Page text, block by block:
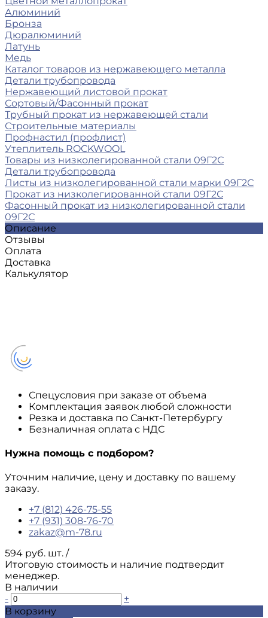
Алюминий
Бронза
Дюралюминий
Латунь
Медь
Каталог товаров из нержавеющего металла
Детали трубопровода
Нержавеющий листовой прокат
Сортовый/Фасонный прокат
Трубный прокат из нержавеющей стали
Строительные материалы
Профнастил (профлист)
Утеплитель ROCKWOOL
Товары из низколегированной стали 09Г2С
Детали трубопровода
Листы из низколегированной стали марки 09Г2С
Прокат из низколегированной стали 09Г2С
Фасонный прокат из низколегированной стали
09Г2С
Описание
Отзывы
Оплата
Доставка
Калькулятор
Спецусловия при заказе от объема
Комплектация заявок любой сложности
Резка и доставка по Санкт-Петербургу
Безналичная оплата с НДС
Нужна помощь с подбором?
Уточним наличие, цену и доставку по вашему
заказу.
+7 (812) 426-75-55
+7 (931) 308-76-70
zakaz@m-78.ru
594 руб. шт. /
Итоговую стоимость и наличие подтвердит
менеджер.
В наличии
-
+
В корзину